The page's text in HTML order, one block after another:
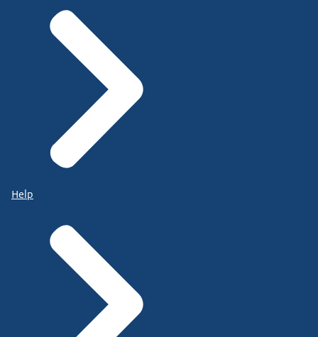
te plaatsen op een bepaalde plaats op een
bepaalde plek.
En dan zie je in die verticale kolom.
Daar zie je de plekken waar je de mensen graag
naartoe wilt helpen.
En dat begint met beschut werk.
Maar uiteraard wil je mensen het liefst zo regulier
laten staan.
En uiteraard, voorlopig blijft ook de Wsw nog
steeds een belangrijk aandachtspunt.
Op dit moment grootste deel van de groep is nog
steeds de groep mensen
Help